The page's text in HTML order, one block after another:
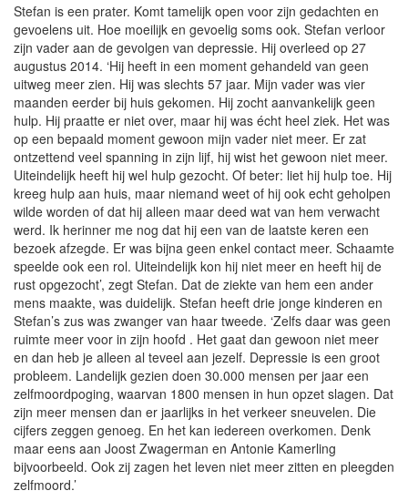
Stefan is een prater. Komt tamelijk open voor zijn gedachten en
gevoelens uit. Hoe moeilijk en gevoelig soms ook. Stefan verloor
zijn vader aan de gevolgen van depressie. Hij overleed op 27
augustus 2014. ‘Hij heeft in een moment gehandeld van geen
uitweg meer zien. Hij was slechts 57 jaar. Mijn vader was vier
maanden eerder bij huis gekomen. Hij zocht aanvankelijk geen
hulp. Hij praatte er niet over, maar hij was écht heel ziek. Het was
op een bepaald moment gewoon mijn vader niet meer. Er zat
ontzettend veel spanning in zijn lijf, hij wist het gewoon niet meer.
Uiteindelijk heeft hij wel hulp gezocht. Of beter: liet hij hulp toe. Hij
kreeg hulp aan huis, maar niemand weet of hij ook echt geholpen
wilde worden of dat hij alleen maar deed wat van hem verwacht
werd. Ik herinner me nog dat hij een van de laatste keren een
bezoek afzegde. Er was bijna geen enkel contact meer. Schaamte
speelde ook een rol. Uiteindelijk kon hij niet meer en heeft hij de
rust opgezocht’, zegt Stefan. Dat de ziekte van hem een ander
mens maakte, was duidelijk. Stefan heeft drie jonge kinderen en
Stefan’s zus was zwanger van haar tweede. ‘Zelfs daar was geen
ruimte meer voor in zijn hoofd . Het gaat dan gewoon niet meer
en dan heb je alleen al teveel aan jezelf. Depressie is een groot
probleem. Landelijk gezien doen 30.000 mensen per jaar een
zelfmoordpoging, waarvan 1800 mensen in hun opzet slagen. Dat
zijn meer mensen dan er jaarlijks in het verkeer sneuvelen. Die
cijfers zeggen genoeg. En het kan iedereen overkomen. Denk
maar eens aan Joost Zwagerman en Antonie Kamerling
bijvoorbeeld. Ook zij zagen het leven niet meer zitten en pleegden
zelfmoord.’